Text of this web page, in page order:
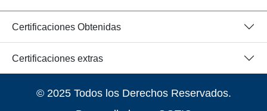
Certificaciones Obtenidas
Certificaciones extras
© 2025 Todos los Derechos Reservados.